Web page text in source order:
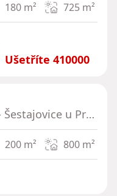
180 m² 725 m²
Ušetříte 410000
Šestajovice - Šestajovice u Prahy, Středočeský kraj
200 m² 800 m²